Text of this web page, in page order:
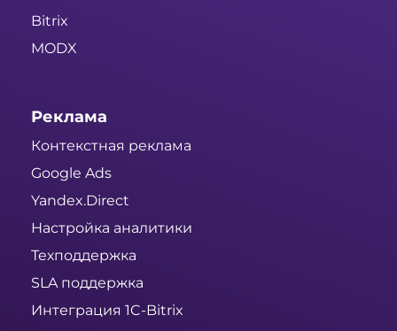
Bitrix
MODX
Реклама
Контекстная реклама
Google Ads
Yandex.Direct
Настройка аналитики
Техподдержка
SLA поддержка
Интеграция 1C-Bitrix